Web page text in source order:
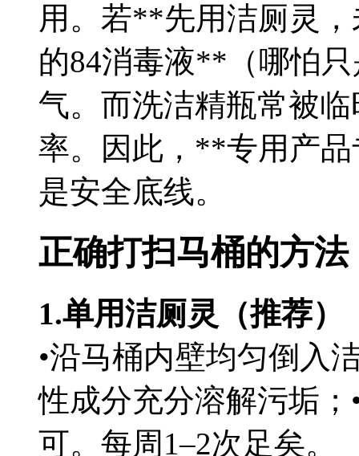
用。若**先用洁厕灵
的84消毒液**（哪怕
气。而洗洁精瓶常被
率。因此，**专用产
是安全底线。
正确打扫马桶的方法
1.单用洁厕灵（推荐）
•沿马桶内壁均匀倒入
性成分充分溶解污垢
可。每周1–2次足矣。